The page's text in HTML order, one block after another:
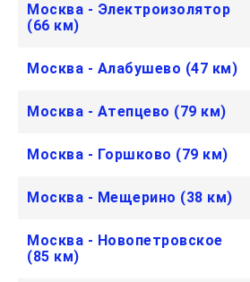
Москва - Электроизолятор
(66 км)
Москва - Алабушево (47 км)
Москва - Атепцево (79 км)
Москва - Горшково (79 км)
Москва - Мещерино (38 км)
Москва - Новопетровское
(85 км)